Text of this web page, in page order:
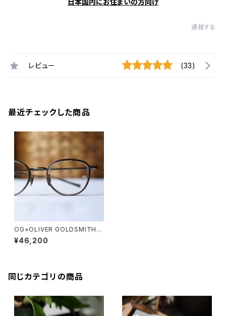
日本国内にお住まいの方向け
通報する
レビュー (33)
最近チェックした商品
OG×OLIVER GOLDSMITH /
オージーバイオリバーゴールド
スミス ACTRESS 49-3
¥46,200
同じカテゴリの商品